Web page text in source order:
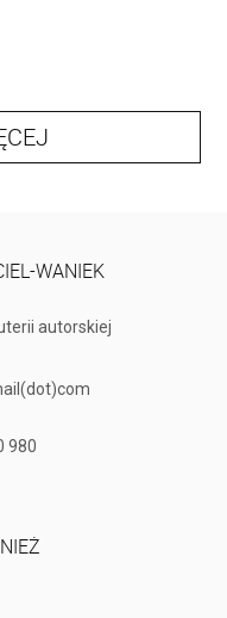
WANIEK
autorskiej
980